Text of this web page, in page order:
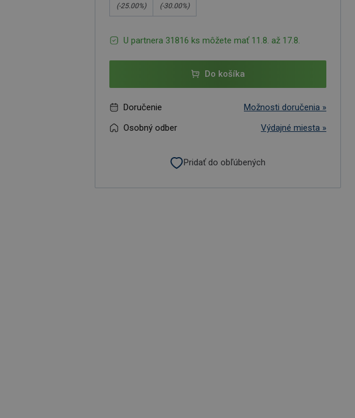
(-25.00%) (-30.00%)
U partnera 31816 ks môžete mať 11.8. až 17.8.
Do košíka
Doručenie
Možnosti doručenia »
Osobný odber
Výdajné miesta »
Pridať do obľúbených